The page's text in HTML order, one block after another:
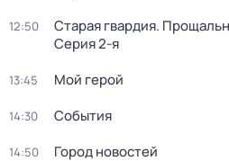
12:50 Старая гвардия.
Серия 2-я
13:45 Мой герой
14:30 События
14:50 Город новостей